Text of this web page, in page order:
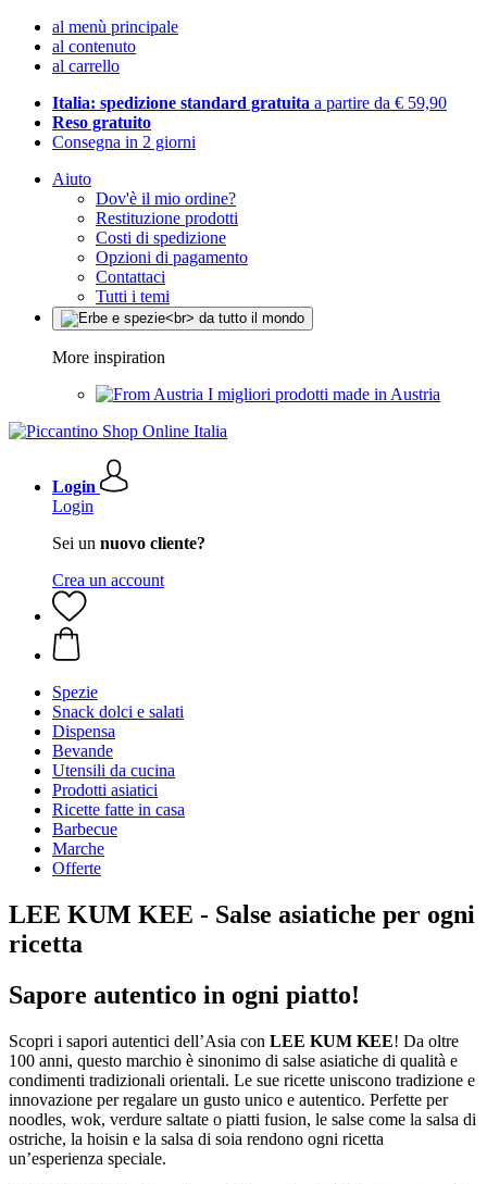
al menù principale
al contenuto
al carrello
Italia: spedizione standard gratuita a partire da € 59,90
Reso gratuito
Consegna in 2 giorni
Aiuto
Dov'è il mio ordine?
Restituzione prodotti
Costi di spedizione
Opzioni di pagamento
Contattaci
Tutti i temi
More inspiration
I migliori prodotti made in Austria
Login
Login
Sei un nuovo cliente?
Crea un account
Spezie
Snack dolci e salati
Dispensa
Bevande
Utensili da cucina
Prodotti asiatici
Ricette fatte in casa
Barbecue
Marche
Offerte
LEE KUM KEE - Salse asiatiche per ogni
ricetta
Sapore autentico in ogni piatto!
Scopri i sapori autentici dell’Asia con LEE KUM KEE! Da oltre
100 anni, questo marchio è sinonimo di salse asiatiche di qualità e
condimenti tradizionali orientali. Le sue ricette uniscono tradizione e
innovazione per regalare un gusto unico e autentico. Perfette per
noodles, wok, verdure saltate o piatti fusion, le salse come la salsa di
ostriche, la hoisin e la salsa di soia rendono ogni ricetta
un’esperienza speciale.